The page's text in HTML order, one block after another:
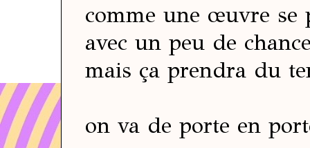
comme une œuvre se
avec un peu de
mais ça prendra du
on va de porte en